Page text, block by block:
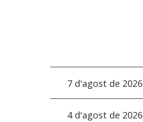
7 d'agost de 2026
4 d'agost de 2026